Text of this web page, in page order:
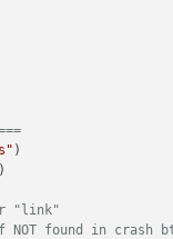
renaming with
filename
complete."
)
)
"link"
found in crash